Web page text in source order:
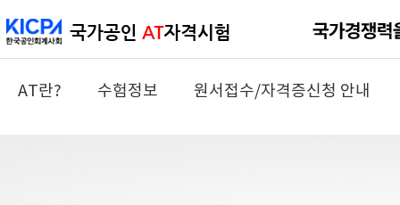
AT란? 수험정보 원서접수/자격증신청 안내